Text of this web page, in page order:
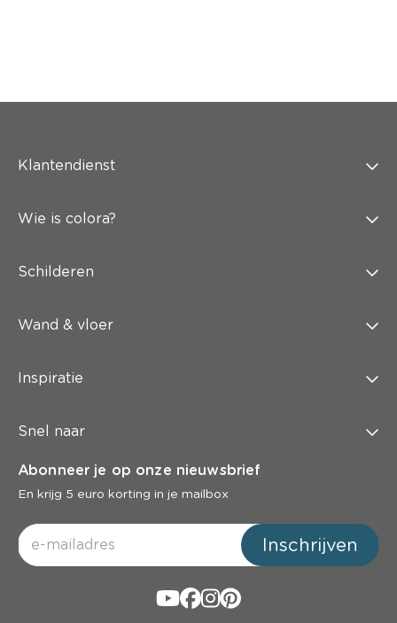
Klantendienst
Wie is colora?
Schilderen
Wand & vloer
Inspiratie
Snel naar
Abonneer je op onze nieuwsbrief
En krijg 5 euro korting in je mailbox
Inschrijven